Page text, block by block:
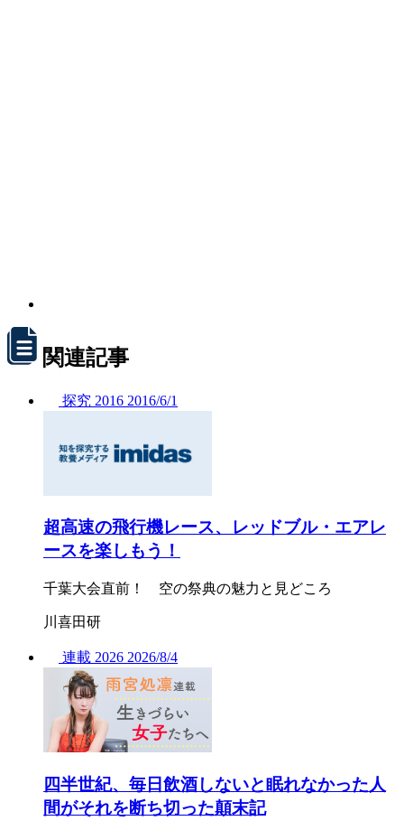
関連記事
探究 2016 2016/6/1
超高速の飛行機レース、レッドブル・エアレ
ースを楽しもう！
千葉大会直前！ 空の祭典の魅力と見どころ
川喜田研
連載 2026 2026/8/4
四半世紀、毎日飲酒しないと眠れなかった人
間がそれを断ち切った顛末記